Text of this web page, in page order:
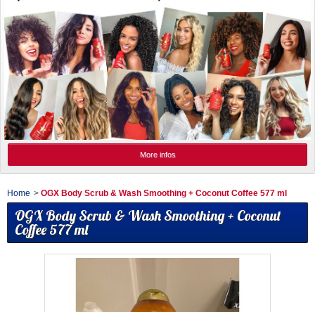
More infos
Home > OGX Body Scrub & Wash Smoothing + Coconut Coffee 577 ml
OGX Body Scrub & Wash Smoothing + Coconut
Coffee 577 ml